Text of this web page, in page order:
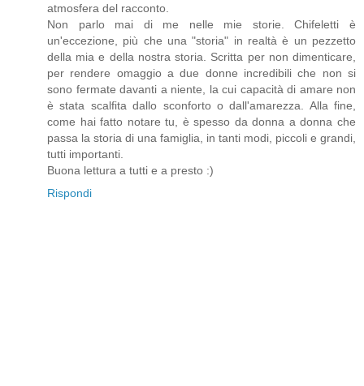
atmosfera del racconto.
Non parlo mai di me nelle mie storie. Chifeletti è
un'eccezione, più che una "storia" in realtà è un pezzetto
della mia e della nostra storia. Scritta per non dimenticare,
per rendere omaggio a due donne incredibili che non si
sono fermate davanti a niente, la cui capacità di amare non
è stata scalfita dallo sconforto o dall'amarezza. Alla fine,
come hai fatto notare tu, è spesso da donna a donna che
passa la storia di una famiglia, in tanti modi, piccoli e grandi,
tutti importanti.
Buona lettura a tutti e a presto :)
Rispondi